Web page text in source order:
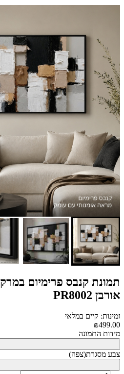
תמונת קנבס פרימיום
אורבן PR8002
זמינות: קיים במלאי
₪499.00
מידות התמונה
צבע מסגרת(צפה)